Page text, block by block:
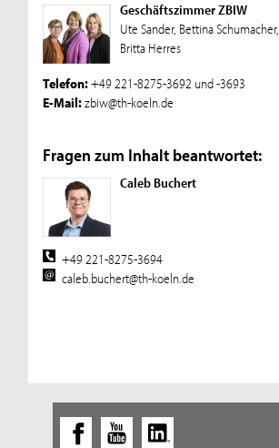
Geschäftszimmer ZBIW
Ute Sander, Bettina Schumacher,
Britta Herres
Telefon:+49 221-8275-3692 und -3693
E-Mail:zbiw@th-koeln.de
Fragen zum Inhalt beantwortet:
Caleb Buchert
+49 221-8275-3694
caleb.buchert@th-koeln.de